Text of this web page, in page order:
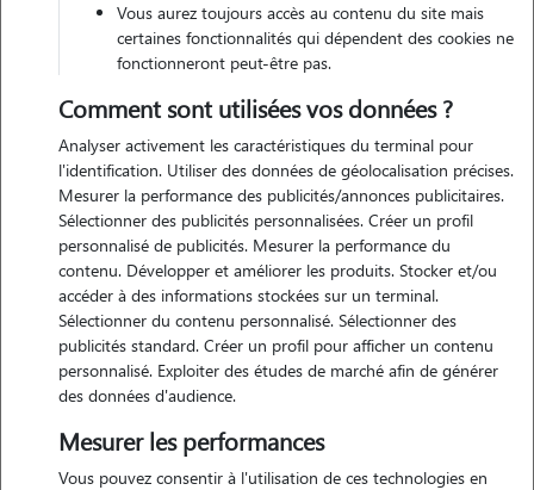
Motivation
j'adore passer du temps avec les animaux, jouer avec eux ou bien les
promener ou tout simplement l les câliner. je ne serai pas expliqué
pourquoi, mais les animaux m'adore aussi et se sentent en sécurité
rapidement.
Expérience
Vous aurez toujours accès au contenu du site mais
certaines fonctionnalités qui dépendent des cookies ne
fonctionneront peut-être pas.
Comment sont utilisées vos données ?
Analyser activement les caractéristiques du terminal pour
l'identification. Utiliser des données de géolocalisation précises.
Mesurer la performance des publicités/annonces publicitaires.
Sélectionner des publicités personnalisées. Créer un profil
personnalisé de publicités. Mesurer la performance du
contenu. Développer et améliorer les produits. Stocker et/ou
accéder à des informations stockées sur un terminal.
Sélectionner du contenu personnalisé. Sélectionner des
publicités standard. Créer un profil pour afficher un contenu
personnalisé. Exploiter des études de marché afin de générer
des données d'audience.
Mesurer les performances
Vous pouvez consentir à l'utilisation de ces technologies en